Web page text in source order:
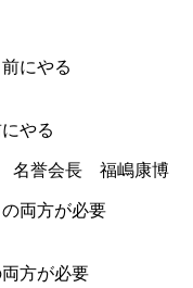
やる
ｽ 名誉会長 福嶋康博
方が必要